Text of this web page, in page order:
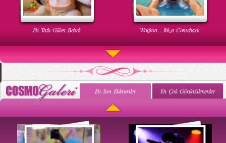
En Tatlı Gülen Bebek Wolfson - Ibiza Comeback
Uyuyan Bebeğe Gangnam Dinletilirse Ne Olur
En Son Eklenenler En Çok Görüntülenenler